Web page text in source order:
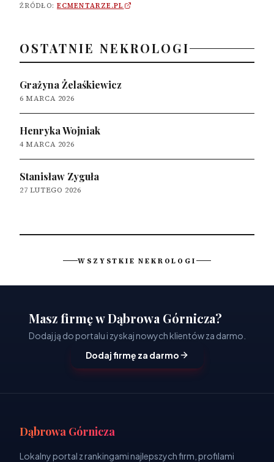
ŹRÓDŁO: ECMENTARZE.PL
OSTATNIE NEKROLOGI
Grażyna Żelaśkiewicz
6 MARCA 2026
Henryka Wojniak
4 MARCA 2026
Stanisław Zyguła
27 LUTEGO 2026
WSZYSTKIE NEKROLOGI
Masz firmę w Dąbrowa Górnicza?
Dodaj ją do portalu i zyskaj nowych klientów za darmo.
Dodaj firmę za darmo
Dąbrowa Górnicza
Lokalny portal z rankingami najlepszych firm, profilami